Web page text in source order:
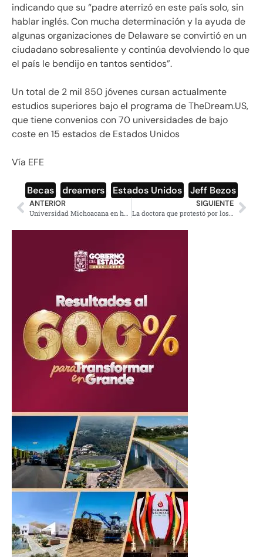
indicando que su “padre aterrizó en este país solo, sin
hablar inglés. Con mucha determinación y la ayuda de
algunas organizaciones de Delaware se convirtió en un
ciudadano sobresaliente y continúa devolviendo lo que
el país le bendijo en tantos sentidos”.
Un total de 2 mil 850 jóvenes cursan actualmente
estudios superiores bajo el programa de TheDream.US,
que tiene convenios con 70 universidades de bajo
coste en 15 estados de Estados Unidos
Vía EFE
Becas dreamers Estados Unidos Jeff Bezos
ANTERIOR SIGUIENTE